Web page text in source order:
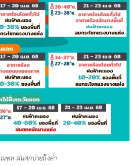
ฑล ฝนตกบ่ายถึงค่ำ